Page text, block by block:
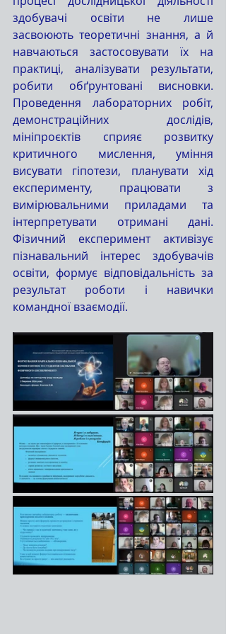
здобувачі освіти не лише
засвоюють теоретичні знання, а й
навчаються застосовувати їх на
практиці, аналізувати результати,
робити обґрунтовані висновки.
Проведення лабораторних робіт,
демонстраційних дослідів,
мініпроєктів сприяє розвитку
критичного мислення, уміння
висувати гіпотези, планувати хід
експерименту, працювати з
вимірювальними приладами та
інтерпретувати отримані дані.
Фізичний експеримент активізує
пізнавальний інтерес здобувачів
освіти, формує відповідальність за
результат роботи і навички
командної взаємодії.